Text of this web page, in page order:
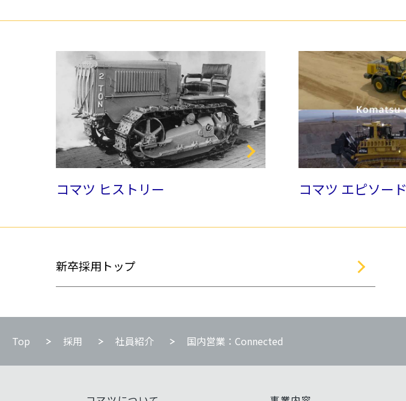
コマツ ヒストリー コマツ エピソード
新卒採用トップ
Top 採用 社員紹介 国内営業：Connected